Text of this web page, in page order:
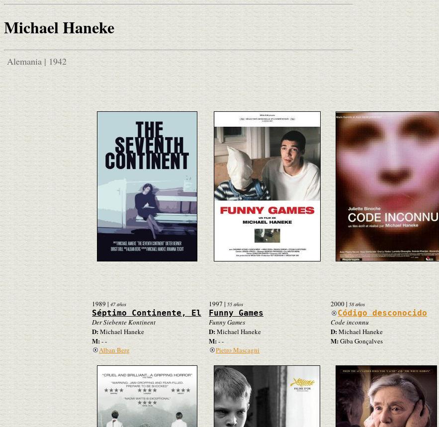
Michael Haneke
Alemania | 1942
1989 | 47 años
Séptimo Continente, El
Der Siebente Kontinent
D:Michael Haneke
M:- -
Alban Berg
1997 | 55 años
Funny Games
Funny Games
D:Michael Haneke
M:- -
Pietro Mascagni
2000| 58 años
Código desconocido
Code inconnu
D:Michael Haneke
M:Giba Gonçalves